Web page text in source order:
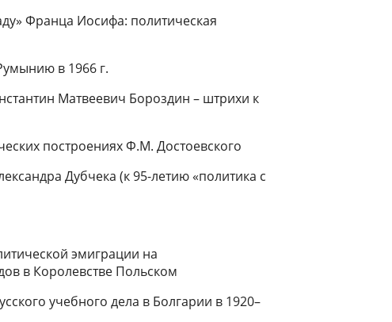
Франца Иосифа: политическая
в 1966 г.
Матвеевич Бороздин – штрихи к
построениях Ф.М. Достоевского
Дубчека (к 95-летию «политика с
эмиграции на
в Королевстве Польском
учебного дела в Болгарии в 1920–